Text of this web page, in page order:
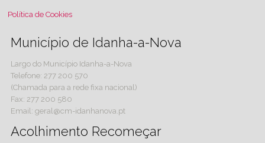
Política de Cookies
Município de Idanha-a-Nova
Largo do Município Idanha-a-Nova
Telefone: 277 200 570
(Chamada para a rede fixa nacional)
Fax: 277 200 580
Email: geral@cm-idanhanova.pt
Acolhimento Recomeçar